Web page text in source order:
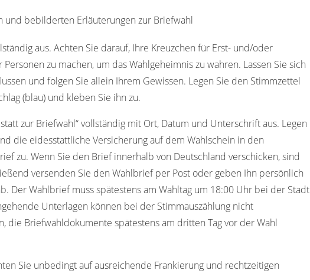
bebilderten Erläuterungen zur Briefwahl
aus. Achten Sie darauf, Ihre Kreuzchen für Erst- und/oder
zu machen, um das Wahlgeheimnis zu wahren. Lassen Sie sich
und folgen Sie allein Ihrem Gewissen. Legen Sie den Stimmzettel
(blau) und kleben Sie ihn zu.
zur Briefwahl“ vollständig mit Ort, Datum und Unterschrift aus. Legen
die eidesstattliche Versicherung auf dem Wahlschein in den
zu. Wenn Sie den Brief innerhalb von Deutschland verschicken, sind
versenden Sie den Wahlbrief per Post oder geben Ihn persönlich
Der Wahlbrief muss spätestens am Wahltag um 18:00 Uhr bei der Stadt
Unterlagen können bei der Stimmauszählung nicht
die Briefwahldokumente spätestens am dritten Tag vor der Wahl
Sie unbedingt auf ausreichende Frankierung und rechtzeitigen